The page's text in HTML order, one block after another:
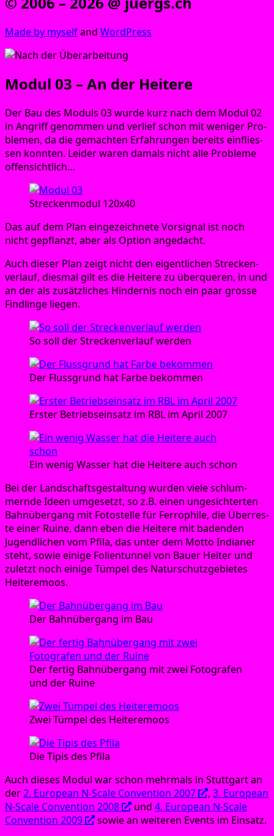
Made by mys­elfand Word­Press
Modul 03 – An der Heitere
Der Bau des Moduls 03 wur­de kurz nach dem Modul 02
in Angriff genom­men und ver­lief schon mit weni­ger Pro­
ble­men, da die gemach­ten Erfah­run­gen bereits ein­flies­
sen konn­ten. Lei­der waren damals nicht alle Pro­ble­me
offensichtlich…
Stre­cken­mo­dul 120x40
Das auf dem Plan ein­ge­zeich­ne­te Vor­si­gnal ist noch
nicht gepflanzt, aber als Opti­on angedacht.
Auch die­ser Plan zeigt nicht den eigent­li­chen Stre­cken­
ver­lauf, dies­mal gilt es die Hei­te­re zu über­que­ren, in und
an der als zusätz­li­ches Hin­der­nis noch ein paar gros­se
Find­lin­ge liegen.
So soll der Stre­cken­ver­lauf werden
Der Fluss­grund hat Far­be bekommen
Ers­ter Betriebs­ein­satz im RBL im April 2007
Ein wenig Was­ser hat die Hei­te­re auch schon
Bei der Land­schafts­ge­stal­tung wur­den vie­le schlum­
mern­de Ideen umge­setzt, so z.B. einen unge­sich­ter­ten
Bahn­über­gang mit Foto­stel­le für Fer­ro­phi­le, die Über­res­
te einer Rui­ne, dann eben die Hei­te­re mit baden­den
Jugend­li­chen vom Pfi­la, das unter dem Mot­to India­ner
steht, sowie eini­ge Foli­en­tun­nel von Bau­er Hei­ter und
zuletzt noch eini­ge Tüm­pel des Natur­schutz­ge­bie­tes
Heiteremoos.
Der Bahn­über­gang im Bau
Der fer­tig Bahn­über­gang mit zwei Foto­gra­fen
und der Ruine
Zwei Tüm­pel des Heiteremoos
Die Tipis des Pfila
Auch die­ses Modul war schon mehr­mals in Stutt­gart an
der2. Euro­pean N‑Scale Con­ven­ti­on 2007 , 3. Euro­pean
N‑Scale Con­ven­ti­on 2008
und 4. Euro­pean N‑Scale
Con­ven­ti­on 2009
sowie an wei­te­ren Events im Einsatz.